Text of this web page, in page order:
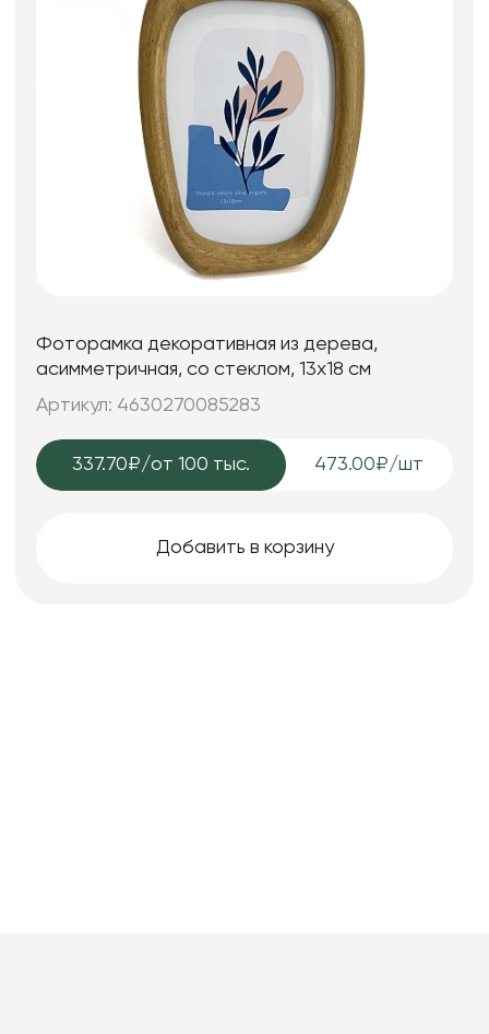
Фоторамка декоративная из дерева,
асимметричная, со стеклом, 13x18 см
Артикул: 4630270085283
337.70₽/от 100 тыс. 473.00₽/шт
Добавить в корзину